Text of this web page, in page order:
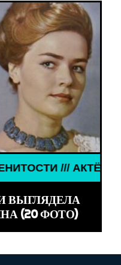
ТОГДА И
ВЫГЛЯДЕЛА
(20 ФОТО)